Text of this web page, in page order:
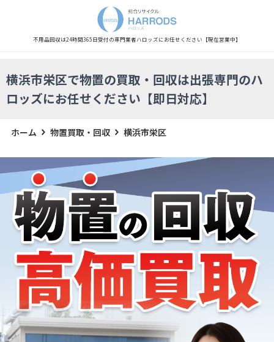
不用品回収は24時間365日受付の専門業者ハロッズにお任せください 【現在営業中】
横浜市栄区で物置の買取・回収は出張専門のハ
ロッズにお任せください【即日対応】
ホーム 物置買取・回収 横浜市栄区